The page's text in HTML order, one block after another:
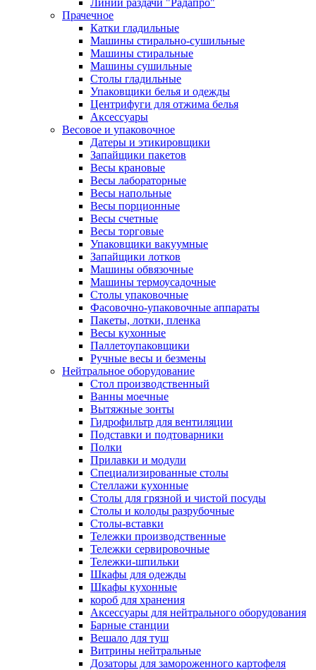
Линии раздачи "Радапро"
Прачечное
Катки гладильные
Машины стирально-сушильные
Машины стиральные
Машины сушильные
Столы гладильные
Упаковщики белья и одежды
Центрифуги для отжима белья
Аксессуары
Весовое и упаковочное
Датеры и этикировщики
Запайщики пакетов
Весы крановые
Весы лабораторные
Весы напольные
Весы порционные
Весы счетные
Весы торговые
Упаковщики вакуумные
Запайщики лотков
Машины обвязочные
Машины термоусадочные
Столы упаковочные
Фасовочно-упаковочные аппараты
Пакеты, лотки, пленка
Весы кухонные
Паллетоупаковщики
Ручные весы и безмены
Нейтральное оборудование
Cтол производственный
Ванны моечные
Вытяжные зонты
Гидрофильтр для вентиляции
Подставки и подтоварники
Полки
Прилавки и модули
Специализированные столы
Стеллажи кухонные
Столы для грязной и чистой посуды
Столы и колоды разрубочные
Столы-вставки
Тележки производственные
Тележки сервировочные
Тележки-шпильки
Шкафы для одежды
Шкафы кухонные
короб для хранения
Аксессуары для нейтрального оборудования
Барные станции
Вешало для туш
Витрины нейтральные
Дозаторы для замороженного картофеля